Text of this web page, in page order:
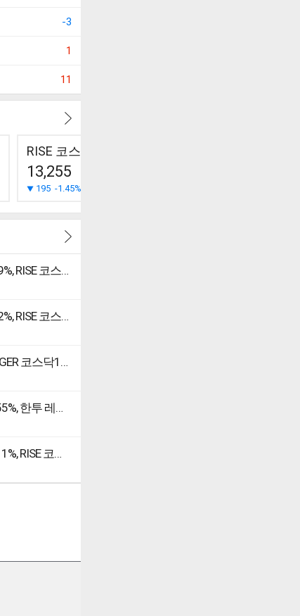
-3
1
11
13,255
195 -1.45%
[강세 토픽] 코스닥 상승에 투자 (ETF·ETN) 테마, KIWOOM 코스닥150선물레버리지 +5.79%, RISE 코스닥150선물레버리지 +5.76%
[강세 토픽] 코스닥 상승에 투자 (ETF·ETN) 테마, KIWOOM 코스닥150선물레버리지 +7.12%, RISE 코스닥150선물레버리지 +6.61%
[강세 토픽] 코스닥 상승에 투자 (ETF·ETN) 테마, KODEX 코스닥150레버리지 +14.32%, TIGER 코스닥150 레버리지 +13.68%
[강세 토픽] 코스닥 상승에 투자 (ETF·ETN) 테마, 하나 레버리지 코스닥150 선물 ETN +7.55%, 한투 레버리지코스닥150선물 ETN +6.90%
[강세 토픽] 코스닥 상승에 투자 (ETF·ETN) 테마, 삼성 레버리지 코스닥150 선물 ETN +4.11%, RISE 코스닥150선물레버리지 +4.03%